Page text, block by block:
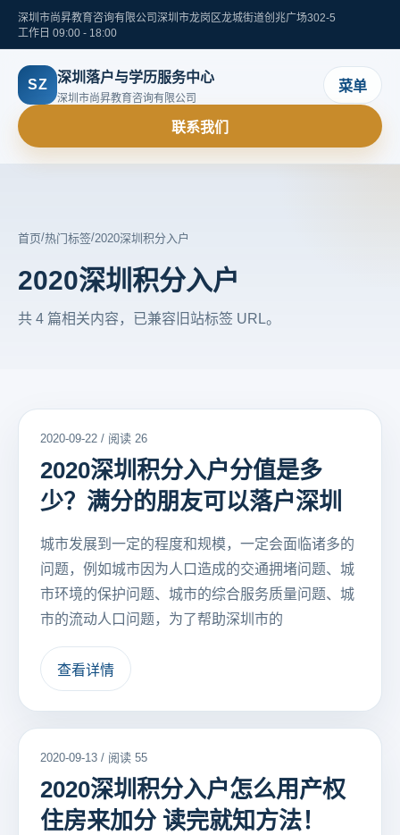
深圳市尚昇教育咨询有限公司 深圳市龙岗区龙城街道创兆广场302-5
工作日 09:00 - 18:00
SZ 深圳落户与学历服务中心
深圳市尚昇教育咨询有限公司
菜单
联系我们
首页/热门标签/2020深圳积分入户
2020深圳积分入户
共 4 篇相关内容，已兼容旧站标签 URL。
2020-09-22 / 阅读 26
2020深圳积分入户分值是多
少？满分的朋友可以落户深圳
城市发展到一定的程度和规模，一定会面临诸多的
问题，例如城市因为人口造成的交通拥堵问题、城
市环境的保护问题、城市的综合服务质量问题、城
市的流动人口问题，为了帮助深圳市的
查看详情
2020-09-13 / 阅读 55
2020深圳积分入户怎么用产权
住房来加分 读完就知方法！